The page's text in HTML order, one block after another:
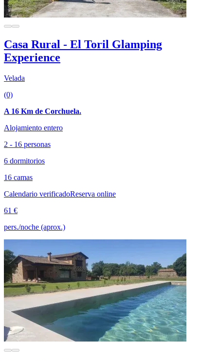
Casa Rural - El Toril Glamping
Experience
Velada
(0)
A 16 Km de Corchuela.
Alojamiento entero
2 - 16 personas
6 dormitorios
16 camas
Calendario verificadoReserva online
61 €
pers./noche (aprox.)